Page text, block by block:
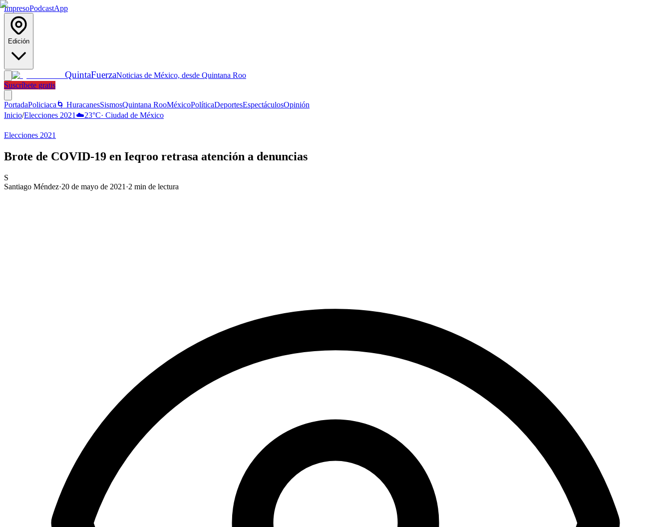
ImpresoPodcastApp
Edición
QuintaFuerzaNoticias de México, desde Quintana Roo
Suscríbete gratis
PortadaPoliciaca 🌀 HuracanesSismosQuintana RooMéxicoPolíticaDeportesEspectáculosOpinión
Inicio/Elecciones 2021 ☁️23°C· Ciudad de México
Elecciones 2021
Brote de COVID-19 en Ieqroo retrasa atención a denuncias
S
Santiago Méndez·20 de mayo de 2021 ·2 min de lectura